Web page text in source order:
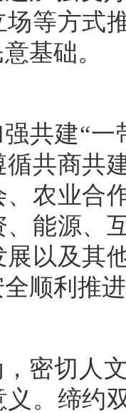
场等方式
基础。
共建“
循共商共
农业合
能源、
以及其
顺利推
密切人
。缔约